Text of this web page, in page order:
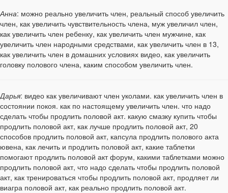
Анна: можно реально увеличить член, реальный способ увеличить
член, как увеличить чувствительность члена, муж увеличил член,
как увеличить член ребенку, как увеличить член мужчине, как
увеличить член народными средствами, как увеличить член в 13,
как увеличить член в домашних условиях видео, как увеличить
головку полового члена, каким способом увеличить член.
Дарья: видео как увеличивают член уколами. как увеличить член в
состоянии покоя. как по настоящему увеличить член. что надо
сделать чтобы продлить половой акт. какую смазку купить чтобы
продлить половой акт, как лучше продлить половой акт, 20
способов продлить половой акт, капсула продлить полового акта
ювена, как лечить и продлить половой акт, какие таблетки
помогают продлить половой акт форум, какими таблетками можно
продлить половой акт, что надо сделать чтобы продлить половой
акт, как тренироваться чтобы продлить половой акт, продляет ли
виагра половой акт, как реально продлить половой акт.